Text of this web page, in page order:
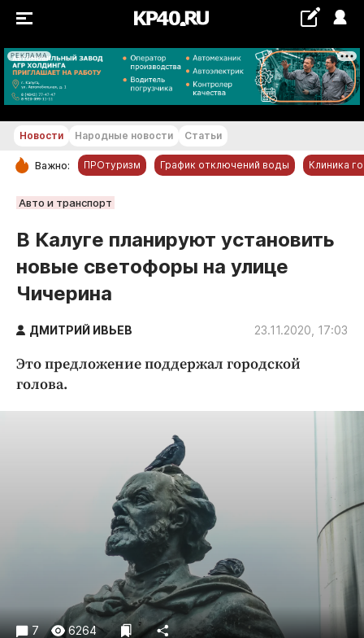
РЕКЛАМА
+22...+23 °С
РУБРИКИ
Новости компаний
Статьи
Народные новости
Авто и транспорт
Криминал
Праздники
Происшествия
Экономика и бизнес
ПРОЕКТЫ
Новости Народные новости Статьи
Важно: ПРОтуризм График отключений воды Клиника
Авто и транспорт
В Калуге планируют установить
новые светофоры на улице
Чичерина
ДМИТРИЙ ИВЬЕВ 23.11.2020, 17:03
Это предложение поддержал городской
голова.
7 6264